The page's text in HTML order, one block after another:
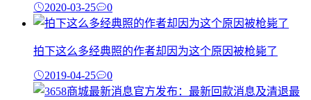
2020-03-25 0
拍下这么多经典照的作者却因为这个原因被枪毙了
2019-04-25 0